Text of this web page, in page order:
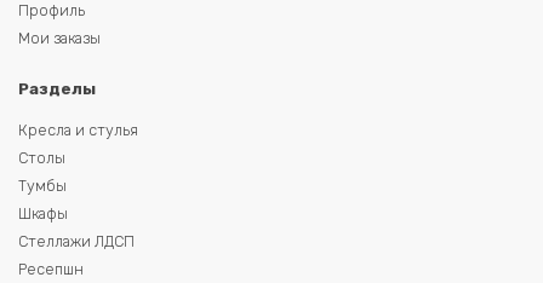
Профиль
Мои заказы
Разделы
Кресла и стулья
Столы
Тумбы
Шкафы
Стеллажи ЛДСП
Ресепшн